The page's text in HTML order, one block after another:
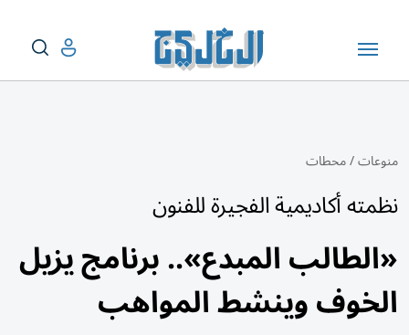
منوعات/محطات
نظمته أكاديمية الفجيرة للفنون
«الطالب المبدع».. برنامج يزيل
الخوف وينشط المواهب